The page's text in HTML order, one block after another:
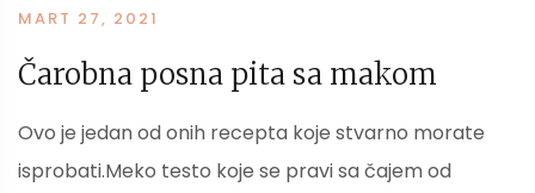
MART 27, 2021
Čarobna posna pita sa makom
Ovo je jedan od onih recepta koje stvarno morate
isprobati.Meko testo koje se pravi sa čajem od